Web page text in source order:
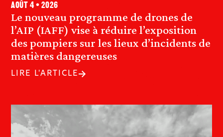
Le nouveau programme de drones de
l’AIP (IAFF) vise à réduire l’exposition
des pompiers sur les lieux d’incidents de
matières dangereuses
août 4 • 2026
LIRE L'ARTICLE